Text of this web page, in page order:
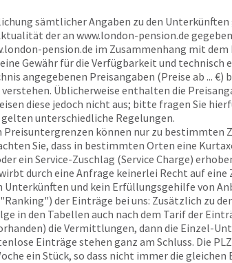
sämtlicher Angaben zu den
der an www.london-pension.de
pension.de im Zusammenhang mit
Gewähr für die Verfügbarkeit und technisch
angegebenen Preisangaben (Preise ab ...
Üblicherweise enthalten die
diese jedoch nicht aus; bitte fragen Sie
unterschiedliche Regelungen.
Preisuntergrenzen können nur zu
Sie, dass in bestimmten Orten eine
ein Service-Zuschlag (Service Charge)
durch eine Anfrage keinerlei Recht auf
Unterkünften und kein Erfüllungsgehilfe von
der Einträge bei uns: Zusätzlich zu
in den Tabellen auch nach dem Tarif der
die Vermittlungen, dann die Einzel-
Einträge stehen ganz am Schluss. Die
ein Stück, so dass nicht immer die gleichen